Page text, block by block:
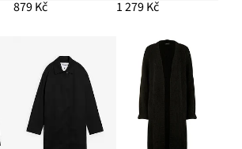
879 Kč 1 279 Kč